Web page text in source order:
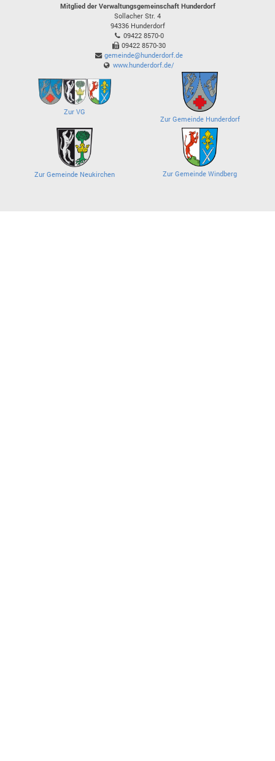
Mitglied der Verwaltungsgemeinschaft Hunderdorf
Sollacher Str. 4
94336 Hunderdorf
09422 8570-0
09422 8570-30
gemeinde@hunderdorf.de
www.hunderdorf.de/
Zur VG
Zur Gemeinde Hunderdorf
Zur Gemeinde Neukirchen Zur Gemeinde Windberg